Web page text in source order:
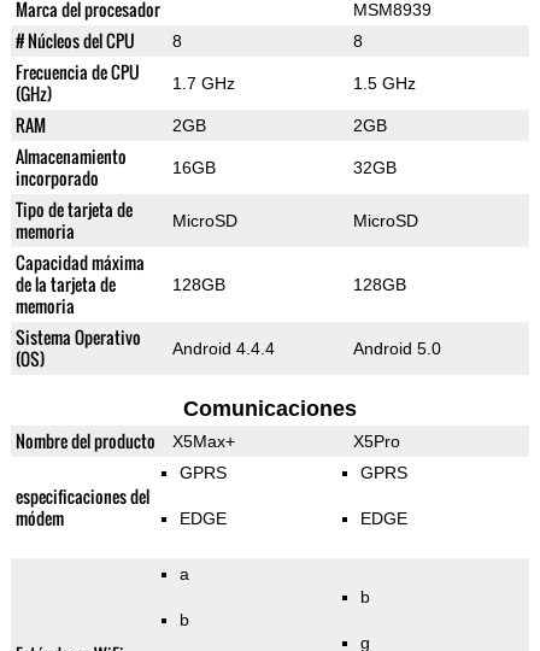
Marca del procesador MSM8939
# Núcleos del CPU 8 8
Frecuencia de CPU
(GHz)
1.7 GHz 1.5 GHz
RAM 2GB 2GB
Almacenamiento
incorporado
16GB 32GB
Tipo de tarjeta de
memoria
MicroSD MicroSD
Capacidad máxima
de la tarjeta de
memoria
128GB 128GB
Sistema Operativo
(OS)
Android 4.4.4 Android 5.0
Comunicaciones
Nombre del producto X5Max+ X5Pro
especificaciones del
módem
GPRS
EDGE
GPRS
EDGE
a
b
b
g